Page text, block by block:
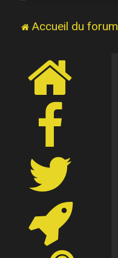
Accueil du forum